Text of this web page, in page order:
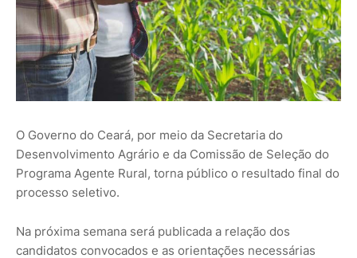
O Governo do Ceará, por meio da Secretaria do
Desenvolvimento Agrário e da Comissão de Seleção do
Programa Agente Rural, torna público o resultado final do
processo seletivo.
Na próxima semana será publicada a relação dos
candidatos convocados e as orientações necessárias